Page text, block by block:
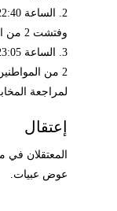
وفتشت 2 من المنازل.
2 من
لمراجعة
إعتقال
المعتقلان
عوض عبيات.